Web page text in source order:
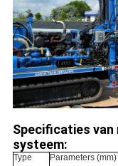
Specificaties
systeem:
Type Parameters (mm)